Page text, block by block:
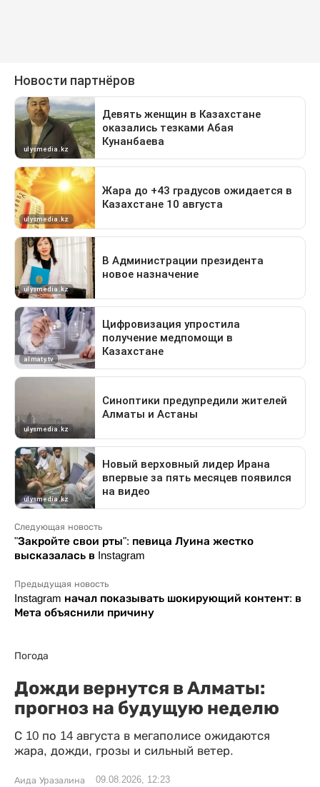
Следующая новость
"Закройте свои рты": певица Луина жестко
высказалась в Instagram
Предыдущая новость
Instagram начал показывать шокирующий контент: в
Мета объяснили причину
Погода
Дожди вернутся в Алматы:
прогноз на будущую неделю
С 10 по 14 августа в мегаполисе ожидаются
жара, дожди, грозы и сильный ветер.
Аида Уразалина 09.08.2026, 12:23